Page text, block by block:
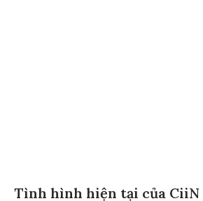
Tình hình hiện tại của CiiN